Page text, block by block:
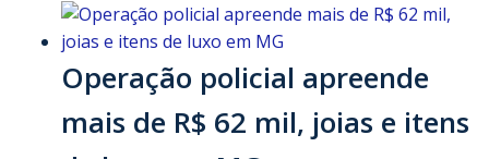
Operação policial apreende
mais de R$ 62 mil, joias e itens